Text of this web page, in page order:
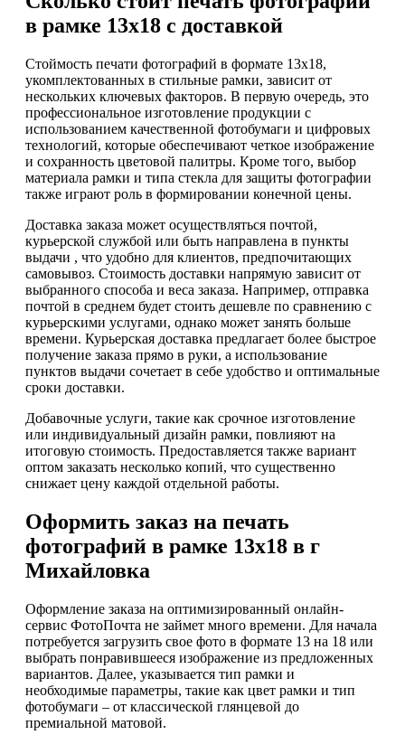
в рамке 13х18 с доставкой
Стоймость печати фотографий в формате 13х18,
укомплектованных в стильные рамки, зависит от
нескольких ключевых факторов. В первую очередь, это
профессиональное изготовление продукции с
использованием качественной фотобумаги и цифровых
технологий, которые обеспечивают четкое изображение
и сохранность цветовой палитры. Кроме того, выбор
материала рамки и типа стекла для защиты фотографии
также играют роль в формировании конечной цены.
Доставка заказа может осуществляться почтой,
курьерской службой или быть направлена в пункты
выдачи , что удобно для клиентов, предпочитающих
самовывоз. Стоимость доставки напрямую зависит от
выбранного способа и веса заказа. Например, отправка
почтой в среднем будет стоить дешевле по сравнению с
курьерскими услугами, однако может занять больше
времени. Курьерская доставка предлагает более быстрое
получение заказа прямо в руки, а использование
пунктов выдачи сочетает в себе удобство и оптимальные
сроки доставки.
Добавочные услуги, такие как срочное изготовление
или индивидуальный дизайн рамки, повлияют на
итоговую стоимость. Предоставляется также вариант
оптом заказать несколько копий, что существенно
снижает цену каждой отдельной работы.
Оформить заказ на печать
фотографий в рамке 13х18 в г
Михайловка
Оформление заказа на оптимизированный онлайн-
сервис ФотоПочта не займет много времени. Для начала
потребуется загрузить свое фото в формате 13 на 18 или
выбрать понравившееся изображение из предложенных
вариантов. Далее, указывается тип рамки и
необходимые параметры, такие как цвет рамки и тип
фотобумаги – от классической глянцевой до
премиальной матовой.